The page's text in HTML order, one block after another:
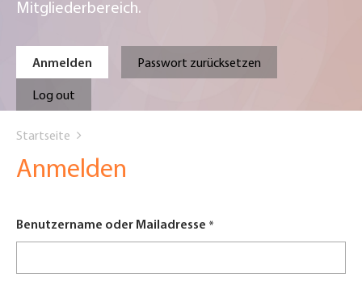
Mitgliederbereich.
Primary
tabs
Anmelden Passwort zurücksetzen
Log out
are
here
Startseite
Anmelden
Benutzername oder Mailadresse